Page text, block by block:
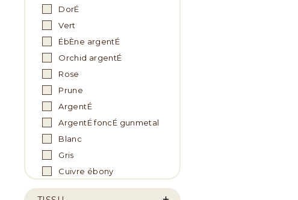
DorÉ
Vert
ÉbÈne argentÉ
Orchid argentÉ
Rose
Prune
ArgentÉ
ArgentÉ foncÉ gunmetal
Blanc
Gris
Cuivre ébony